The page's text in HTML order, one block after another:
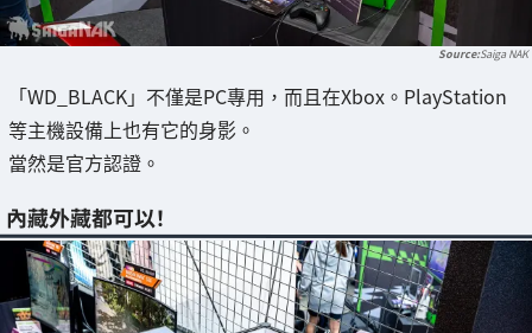
Saiga NAK
「WD_BLACK」不僅是PC專用，而且在Xbox。PlayStation
等主機設備上也有它的身影。
當然是官方認證。
內藏外藏都可以！